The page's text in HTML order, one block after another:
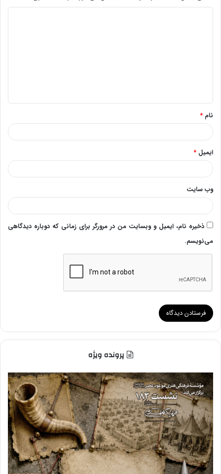
*
نام *
ایمیل *
وب‌ سایت
ذخیره نام، ایمیل و وبسایت من در مرورگر برای زمانی که دوباره دیدگاهی
می‌نویسم.
پرونده ویژه